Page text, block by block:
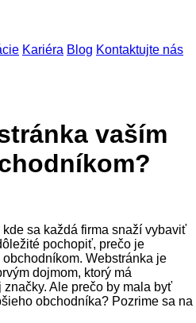
Kariéra Blog Kontaktujte nás
vaším
sa každá firma snaží vybaviť
pochopiť, prečo je
Webstránka je
dojmom, ktorý má
Ale prečo by mala byť
obchodníka? Pozrime sa na